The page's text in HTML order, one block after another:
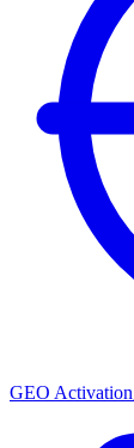
GEO Activation